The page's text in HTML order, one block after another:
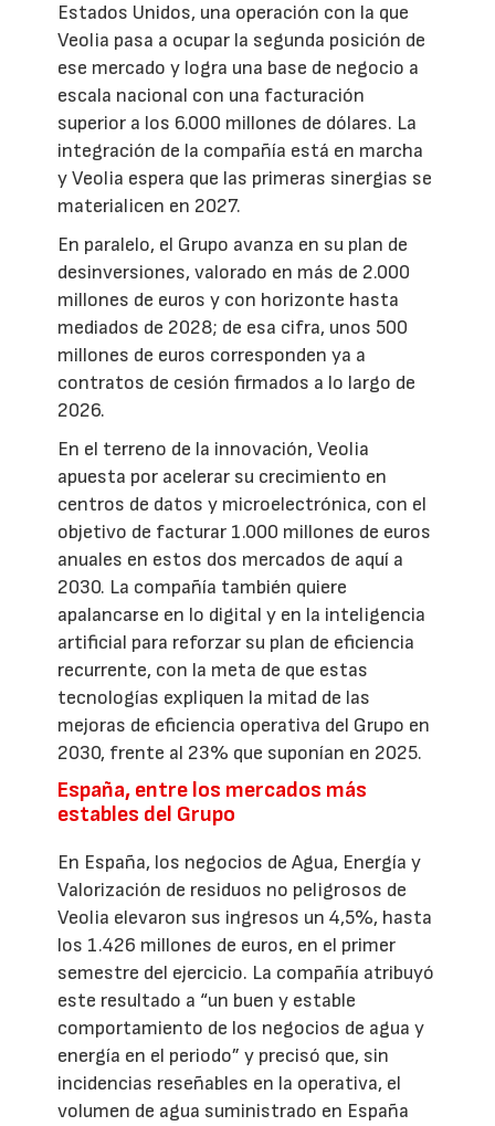
Estados Unidos, una operación con la que
Veolia pasa a ocupar la segunda posición de
ese mercado y logra una base de negocio a
escala nacional con una facturación
superior a los 6.000 millones de dólares. La
integración de la compañía está en marcha
y Veolia espera que las primeras sinergias se
materialicen en 2027.
En paralelo, el Grupo avanza en su plan de
desinversiones, valorado en más de 2.000
millones de euros y con horizonte hasta
mediados de 2028; de esa cifra, unos 500
millones de euros corresponden ya a
contratos de cesión firmados a lo largo de
2026.
En el terreno de la innovación, Veolia
apuesta por acelerar su crecimiento en
centros de datos y microelectrónica, con el
objetivo de facturar 1.000 millones de euros
anuales en estos dos mercados de aquí a
2030. La compañía también quiere
apalancarse en lo digital y en la inteligencia
artificial para reforzar su plan de eficiencia
recurrente, con la meta de que estas
tecnologías expliquen la mitad de las
mejoras de eficiencia operativa del Grupo en
2030, frente al 23% que suponían en 2025.
España, entre los mercados más
estables del Grupo
En España, los negocios de Agua, Energía y
Valorización de residuos no peligrosos de
Veolia elevaron sus ingresos un 4,5%, hasta
los 1.426 millones de euros, en el primer
semestre del ejercicio. La compañía atribuyó
este resultado a “un buen y estable
comportamiento de los negocios de agua y
energía en el periodo” y precisó que, sin
incidencias reseñables en la operativa, el
volumen de agua suministrado en España